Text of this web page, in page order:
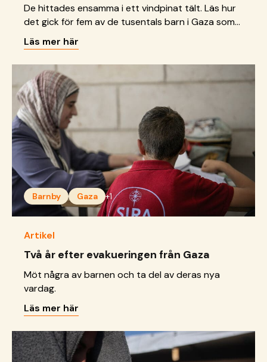
De hittades ensamma i ett vindpinat tält. Läs hur
det gick för fem av de tusentals barn i Gaza som
förlorat en eller båda sina föräldrar sedan kriget
startade.
Läs mer här
Barnby Gaza +1
Artikel
Två år efter evakueringen från Gaza
Möt några av barnen och ta del av deras nya
vardag.
Läs mer här